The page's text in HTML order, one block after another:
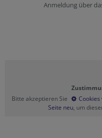
Anmeldung über
Bitte akzeptieren Sie
Cookies
Seite neu, um